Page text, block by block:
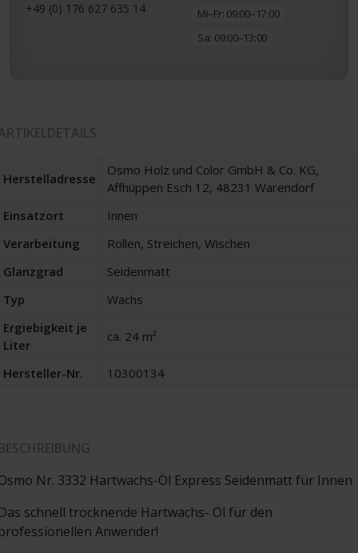
Herstelladresse
Osmo Holz und Color GmbH & Co. KG,
Affhüppen Esch 12, 48231 Warendorf
Einsatzort
Innen
Verarbeitung
Rollen, Streichen, Wischen
Glanzgrad
Seidenmatt
Typ
Wachs
Ergiebigkeit je
Liter
ca. 24 m²
Hersteller-Nr. 10300134
Nr. 3332 Hartwachs-Öl Express Seidenmatt für Innen
schnell trocknende Hartwachs- Öl für den
Anwender!
+49 (0) 176 627 635 14
Mi–Fr: 09:00–17:00
Sa: 09:00–13:00